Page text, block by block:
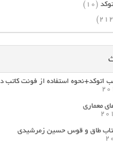
(10)
اتوکد+نحوه استفاده از فونت کاتب
معماری
کتاب طاق و قوس حسین زمرشیدی